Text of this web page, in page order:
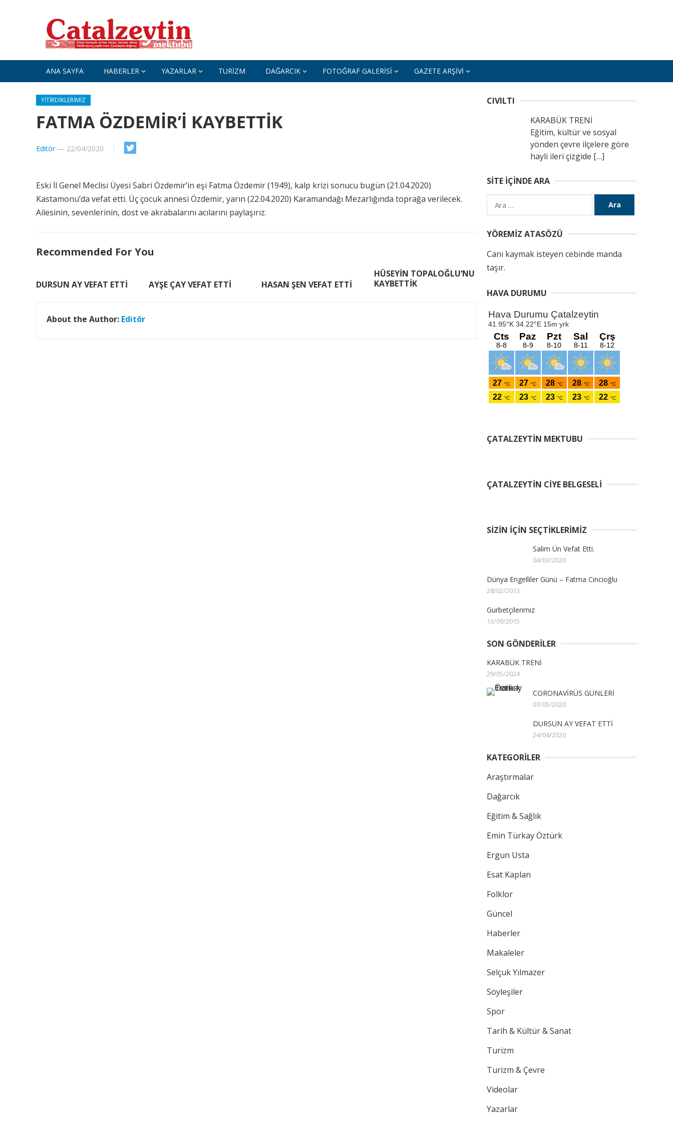
ANA SAYFA HABERLER YAZARLAR TURIZM DAĞARCIK FOTOĞRAF GALERISI GAZETE ARŞIVI
YITIRDIKLERIMIZ
FATMA ÖZDEMİR’İ KAYBETTİK
Editör— 22/04/2020
Eski İl Genel Meclisi Üyesi Sabri Özdemir’in eşi Fatma Özdemir (1949), kalp krizi sonucu bugün (21.04.2020)
Kastamonu’da vefat etti. Üç çocuk annesi Özdemir, yarın (22.04.2020) Karamandağı Mezarlığında toprağa verilecek.
Ailesinin, sevenlerinin, dost ve akrabalarını acılarını paylaşırız.
Recommended For You
DURSUN AY VEFAT ETTİ AYŞE ÇAY VEFAT ETTİ HASAN ŞEN VEFAT ETTİ
HÜSEYİN TOPALOĞLU’NU
KAYBETTİK
About the Author: Editör
CIVILTI
KARABÜK TRENİ
Eğitim, kültür ve sosyal
yönden çevre ilçelere göre
hayli ileri çizgide […]
SITE İÇINDE ARA
Arama:
YÖREMIZ ATASÖZÜ
Canı kaymak isteyen cebinde manda
taşır.
HAVA DURUMU
ÇATALZEYTIN MEKTUBU
ÇATALZEYTIN CIYE BELGESELI
SIZIN İÇIN SEÇTIKLERIMIZ
Salim Ün Vefat Etti.
04/03/2020
Dünya Engelliler Günü – Fatma Cincioğlu
28/02/2013
Gurbetçilerimiz
13/09/2015
SON GÖNDERILER
KARABÜK TRENİ
29/05/2024
CORONAVİRÜS GÜNLERİ
07/05/2020
DURSUN AY VEFAT ETTİ
24/04/2020
KATEGORİLER
Araştırmalar
Dağarcık
Eğitim & Sağlık
Emin Türkay Öztürk
Ergun Usta
Esat Kaplan
Folklor
Güncel
Haberler
Makaleler
Selçuk Yılmazer
Söyleşiler
Spor
Tarih & Kültür & Sanat
Turizm
Turizm & Çevre
Videolar
Yazarlar